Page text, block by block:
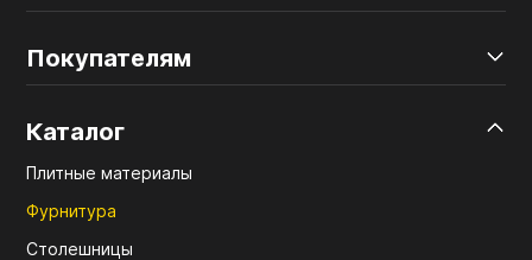
Покупателям
Каталог
Плитные материалы
Фурнитура
Столешницы